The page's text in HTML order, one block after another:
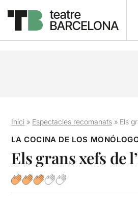
Inici » Espectacles recomanats » Els
LA COCINA DE LOS
Els grans xefs de